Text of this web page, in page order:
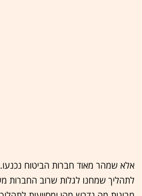
אלא שמהר מאוד חברות הביטוח
לתהליך שמחנו לגלות שרוב החברות